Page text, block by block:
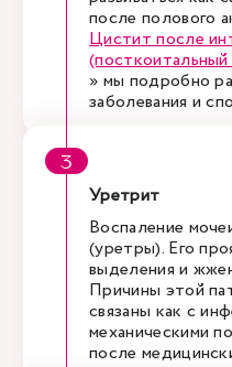
после полового
Цистит после
» мы подробно
заболевания и
Уретрит
Воспаление
(уретры). Его
выделения и
Причины этой
связаны как с
механическими
после